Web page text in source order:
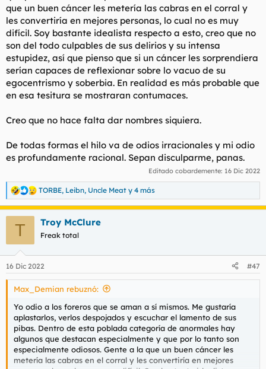
que un buen cáncer les metería las cabras en el corral y
les convertiría en mejores personas, lo cual no es muy
difícil. Soy bastante idealista respecto a esto, creo que no
son del todo culpables de sus delirios y su intensa
estupidez, así que pienso que si un cáncer les sorprendiera
serían capaces de reflexionar sobre lo vacuo de su
egocentrismo y soberbia. En realidad es más probable que
en esa tesitura se mostraran contumaces.
Creo que no hace falta dar nombres siquiera.
De todas formas el hilo va de odios irracionales y mi odio
es profundamente racional. Sepan disculparme, panas.
Editado cobardemente: 16 Dic 2022
R
e
a
e
s
TORBE, Leibn, Uncle Meat y 4 más
T Troy McClure
Freak total
16 Dic 2022 #47
Max_Demian rebuznó:
Yo odio a los foreros que se aman a sí mismos. Me gustaría
aplastarlos, verlos despojados y escuchar el lamento de sus
pibas. Dentro de esta poblada categoría de anormales hay
algunos que destacan especialmente y que por lo tanto son
especialmente odiosos. Gente a la que un buen cáncer les
metería las cabras en el corral y les convertiría en mejores